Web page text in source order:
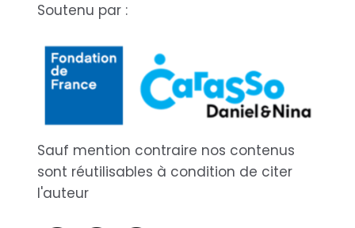
Soutenu par :
Sauf mention contraire nos contenus
sont réutilisables à condition de citer
l'auteur